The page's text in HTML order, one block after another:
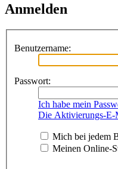
Anmelden
Benutzername:
Passwort:
Ich habe mein
Die Aktivierungs-E-
Mich bei jedem
Meinen Online-